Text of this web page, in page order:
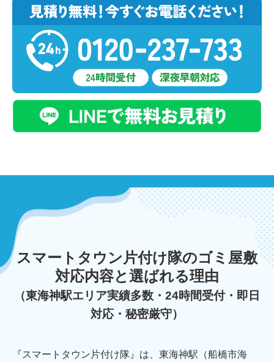
スマートタウン片付け隊のゴミ屋敷
対応内容と選ばれる理由
（東海神駅エリア実績多数・24時間受付・即日
対応・秘密厳守）
『スマートタウン片付け隊』は、東海神駅（船橋市海